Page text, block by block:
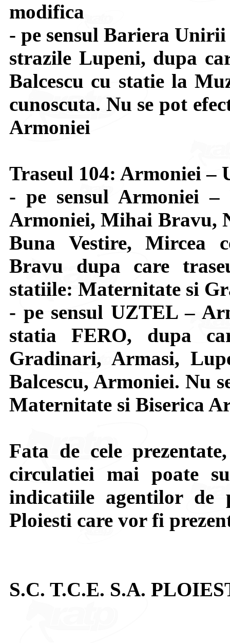
modifica
- pe sensul Bariera
strazile Lupeni, dupa
Balcescu cu statie la
cunoscuta. Nu se pot
Armoniei
Traseul 104: Armoniei –
- pe sensul Armoniei
Armoniei, Mihai Bravu,
Buna Vestire, Mircea
Bravu dupa care
statiile: Maternitate si
- pe sensul UZTEL –
statia FERO, dupa
Gradinari, Armasi,
Balcescu, Armoniei. Nu
Maternitate si Biserica
Fata de cele
circulatiei mai poate
indicatiile agentilor
Ploiesti care vor fi
S.C. T.C.E. S.A.